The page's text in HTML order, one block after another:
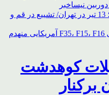
نیساخبر
وداع با رهبر شهید انقلاب؛ 13 تیر در تهران/ تشییع در قم و
محل استقرار جنگنده های F35، F15، F16 آمریکایی منهدم
کوهدشت